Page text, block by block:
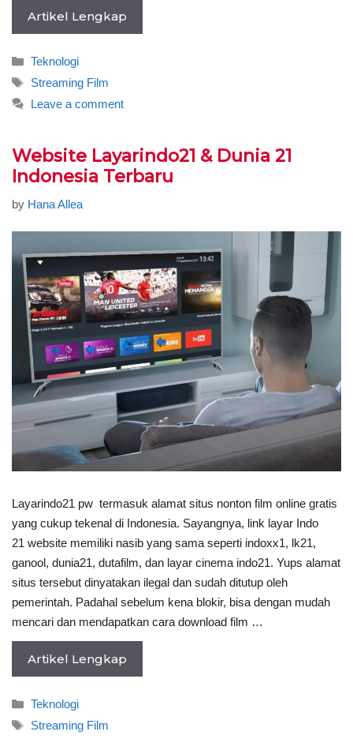
Artikel Lengkap
Categories
Teknologi
Tags
Streaming Film
Leave a comment
Website Layarindo21 & Dunia 21
Indonesia Terbaru
by Hana Allea
Layarindo21 pw termasuk alamat situs nonton film online gratis
yang cukup tekenal di Indonesia. Sayangnya, link layar Indo
21 website memiliki nasib yang sama seperti indoxx1, lk21,
ganool, dunia21, dutafilm, dan layar cinema indo21. Yups alamat
situs tersebut dinyatakan ilegal dan sudah ditutup oleh
pemerintah. Padahal sebelum kena blokir, bisa dengan mudah
mencari dan mendapatkan cara download film …
Artikel Lengkap
Categories
Teknologi
Tags
Streaming Film